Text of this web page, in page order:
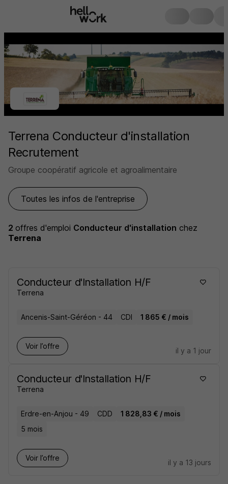
Terrena Conducteur d'installation
Recrutement
Groupe coopératif agricole et agroalimentaire
Toutes les infos de l'entreprise
2 offres d'emploi Conducteur d'installation chez
Terrena
Conducteur d'Installation H/F
Terrena
Ancenis-Saint-Géréon - 44 CDI 1 865 € / mois
Voir l’offre
il y a 1 jour
Conducteur d'Installation H/F
Terrena
Erdre-en-Anjou - 49 CDD
1 828,83 € / mois
5 mois
Voir l’offre
il y a 13 jours